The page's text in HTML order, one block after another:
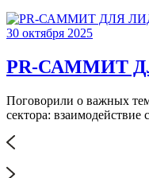
30 октября 2025
PR-САММИТ
Поговорили о важных
сектора: